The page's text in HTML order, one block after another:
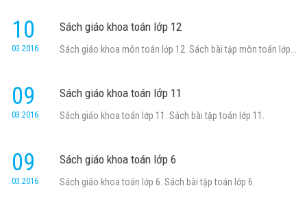
10
03.2016
Sách giáo khoa toán lớp 12
Sách giáo khoa môn toán lớp 12. Sách bài tập môn toán lớp...
09
03.2016
Sách giáo khoa toán lớp 11
Sách giáo khoa toán lớp 11. Sách bài tập toán lớp 11.
09
03.2016
Sách giáo khoa toán lớp 6
Sách giáo khoa toán lớp 6. Sách bài tập toán lớp 6.